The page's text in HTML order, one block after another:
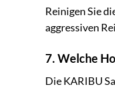
Reinigen Sie
aggressiven
7. Welche
Die KARIBU